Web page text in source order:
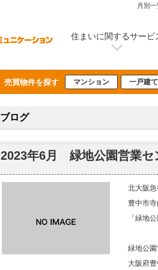
月別
住まいに関するサービ
売買物件を探す マンション 一戸建て
ブログ
2023年6月 緑地公園営業
北大阪急
豊中市
「緑地
緑地公園
大阪府